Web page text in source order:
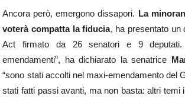
Ancora però, emergono dissapori. La
voterà compatta la fiducia, ha presentato un
Act firmato da 26 senatori e 9 deputati.
emendamenti”, ha dichiarato la senatrice
“sono stati accolti nel maxi-emendamento del
stati fatti passi avanti, ma non basta: altri temi